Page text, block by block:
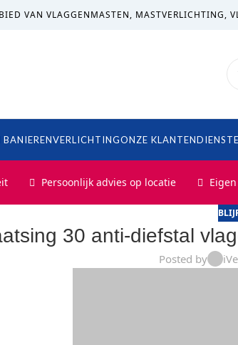
VAN VLAGGENMASTEN, MASTVERLICHTING,
VERLICHTINGONZE KLANTEN
Persoonlijk advies op locatie
30 anti-diefstal
Posted by